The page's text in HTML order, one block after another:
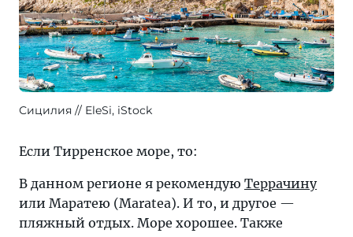
Сицилия EleSi, iStock
Если Тирренское море, то:
В данном регионе я рекомендую Террачину
или Маратею (Maratea). И то, и другое —
пляжный отдых. Море хорошее. Также